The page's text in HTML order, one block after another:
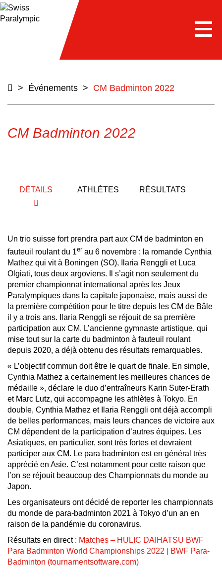
> Événements > CM Badminton 2022
CM Badminton 2022
DÉTAILS ATHLÈTES RÉSULTATS
Un trio suisse fort prendra part aux CM de badminton en
fauteuil roulant du 1er au 6 novembre : la romande Cynthia
Mathez qui vit à Boningen (SO), Ilaria Renggli et Luca
Olgiati, tous deux argoviens. Il s’agit non seulement du
premier championnat international après les Jeux
Paralympiques dans la capitale japonaise, mais aussi de
la première compétition pour le titre depuis les CM de Bâle
il y a trois ans. Ilaria Renggli se réjouit de sa première
participation aux CM. L’ancienne gymnaste artistique, qui
mise tout sur la carte du badminton à fauteuil roulant
depuis 2020, a déjà obtenu des résultats remarquables.
« L’objectif commun doit être le quart de finale. En simple,
Cynthia Mathez a certainement les meilleures chances de
médaille », déclare le duo d’entraîneurs Karin Suter-Erath
et Marc Lutz, qui accompagne les athlètes à Tokyo. En
double, Cynthia Mathez et Ilaria Renggli ont déjà accompli
de belles performances, mais leurs chances de victoire aux
CM dépendent de la participation d’autres équipes. Les
Asiatiques, en particulier, sont très fortes et devraient
participer aux CM. Le para badminton est en général très
apprécié en Asie. C’est notamment pour cette raison que
l’on se réjouit beaucoup des Championnats du monde au
Japon.
Les organisateurs ont décidé de reporter les championnats
du monde de para-badminton 2021 à Tokyo d’un an en
raison de la pandémie du coronavirus.
Résultats en direct : Matches – HULIC DAIHATSU BWF
Para Badminton World Championships 2022 | BWF Para-
Badminton (tournamentsoftware.com)